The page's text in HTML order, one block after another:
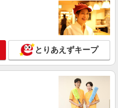
とりあえずキープ